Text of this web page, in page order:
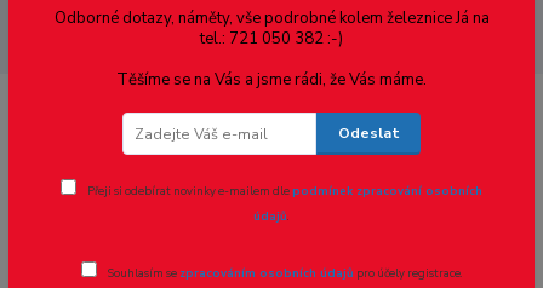
Materiál pro modelaření
Profil T - mosazný profil 1.5 x 1.5 x
Profil T - mosazný profil 1.5 x 1.5 x
0.3, cena za 0.5m
Odborné dotazy, náměty, vše podrobné kolem železnice Já na
tel.: 721 050 382 :-)
Těšíme se na Vás a jsme rádi, že Vás máme.
Odeslat
Přeji si odebírat novinky e-mailem dlepodmínek zpracování osobních
údajů.
Souhlasím se zpracováním osobních údajů pro účely registrace.